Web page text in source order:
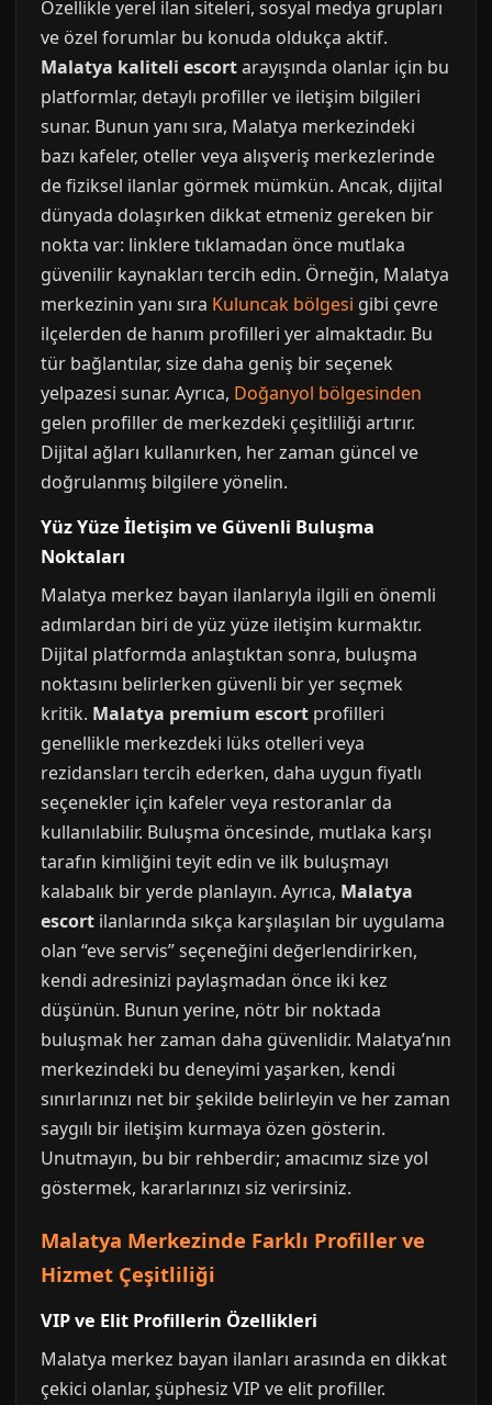
Özellikle yerel ilan siteleri, sosyal medya grupları
ve özel forumlar bu konuda oldukça aktif.
Malatya kaliteli escortarayışında olanlar için bu
platformlar, detaylı profiller ve iletişim bilgileri
sunar. Bunun yanı sıra, Malatya merkezindeki
bazı kafeler, oteller veya alışveriş merkezlerinde
de fiziksel ilanlar görmek mümkün. Ancak, dijital
dünyada dolaşırken dikkat etmeniz gereken bir
nokta var: linklere tıklamadan önce mutlaka
güvenilir kaynakları tercih edin. Örneğin, Malatya
merkezinin yanı sıra Kuluncak bölgesi gibi çevre
ilçelerden de hanım profilleri yer almaktadır. Bu
tür bağlantılar, size daha geniş bir seçenek
yelpazesi sunar. Ayrıca, Doğanyol bölgesinden
gelen profiller de merkezdeki çeşitliliği artırır.
Dijital ağları kullanırken, her zaman güncel ve
doğrulanmış bilgilere yönelin.
Yüz Yüze İletişim ve Güvenli Buluşma
Noktaları
Malatya merkez bayan ilanlarıyla ilgili en önemli
adımlardan biri de yüz yüze iletişim kurmaktır.
Dijital platformda anlaştıktan sonra, buluşma
noktasını belirlerken güvenli bir yer seçmek
kritik. Malatya premium escort profilleri
genellikle merkezdeki lüks otelleri veya
rezidansları tercih ederken, daha uygun fiyatlı
seçenekler için kafeler veya restoranlar da
kullanılabilir. Buluşma öncesinde, mutlaka karşı
tarafın kimliğini teyit edin ve ilk buluşmayı
kalabalık bir yerde planlayın. Ayrıca, Malatya
escort ilanlarında sıkça karşılaşılan bir uygulama
olan “eve servis” seçeneğini değerlendirirken,
kendi adresinizi paylaşmadan önce iki kez
düşünün. Bunun yerine, nötr bir noktada
buluşmak her zaman daha güvenlidir. Malatya’nın
merkezindeki bu deneyimi yaşarken, kendi
sınırlarınızı net bir şekilde belirleyin ve her zaman
saygılı bir iletişim kurmaya özen gösterin.
Unutmayın, bu bir rehberdir; amacımız size yol
göstermek, kararlarınızı siz verirsiniz.
Malatya Merkezinde Farklı Profiller ve
Hizmet Çeşitliliği
VIP ve Elit Profillerin Özellikleri
Malatya merkez bayan ilanları arasında en dikkat
çekici olanlar, şüphesiz VIP ve elit profiller.